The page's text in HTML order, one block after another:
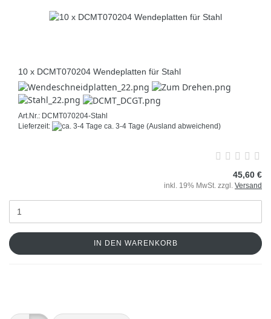
10 x DCMT070204 Wendeplatten für Stahl
Art.Nr.: DCMT070204-Stahl
Lieferzeit:
ca. 3-4 Tage (Ausland abweichend)
45,60 €
inkl. 19% MwSt. zzgl. Versand
IN DEN WARENKORB